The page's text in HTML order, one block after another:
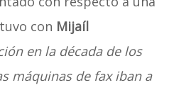
con Mijaíl
en la década de los
máquinas de fax iban a